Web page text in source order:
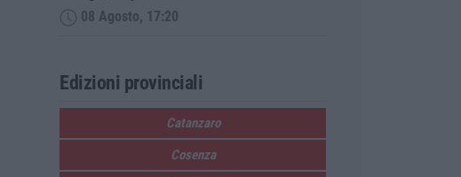
08 Agosto, 17:20
Edizioni provinciali
Catanzaro
Cosenza